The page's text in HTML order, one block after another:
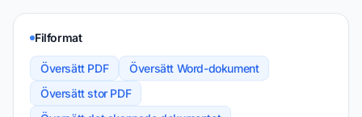
Filformat
Översätt PDF
Översätt Word-dokument
Översätt stor PDF